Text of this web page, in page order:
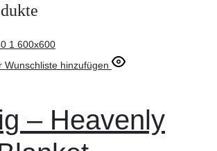
Wunschliste hinzufügen
– Heavenly